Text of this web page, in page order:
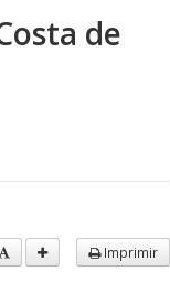
de
Imprimir